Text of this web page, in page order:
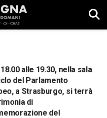
alle 19.30, nella sala
del Parlamento
a Strasburgo, si terrà
di
del